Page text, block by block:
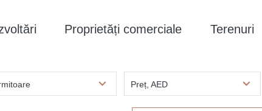
Proprietăți comerciale Terenuri
Preț, AED